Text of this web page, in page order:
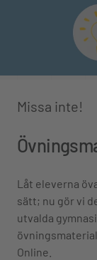
Missa inte!
Låt eleverna
sätt; nu gör vi
utvalda
Online.